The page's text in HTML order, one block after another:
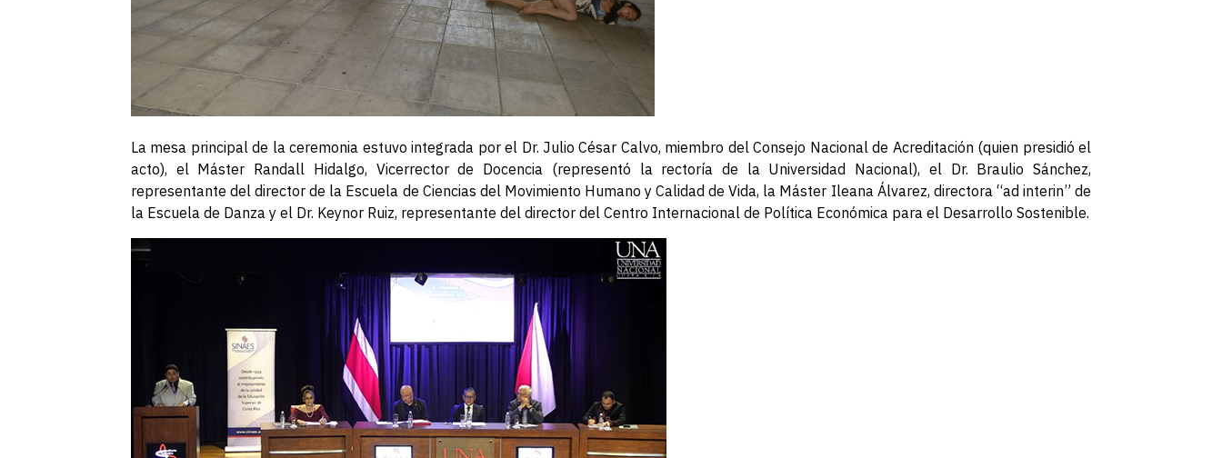
La mesa principal de la ceremonia estuvo integrada por el Dr. Julio César Calvo, miembro del Consejo Nacional de Acreditación (quien presidió el
acto), el Máster Randall Hidalgo, Vicerrector de Docencia (representó la rectoría de la Universidad Nacional), el Dr. Braulio Sánchez,
representante del director de la Escuela de Ciencias del Movimiento Humano y Calidad de Vida, la Máster Ileana Álvarez, directora “ad interin” de
la Escuela de Danza y el Dr. Keynor Ruiz, representante del director del Centro Internacional de Política Económica para el Desarrollo Sostenible.